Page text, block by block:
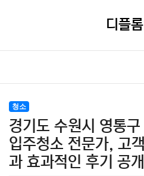
디플
청소
경기도 수원시 영통
입주청소 전문가, 고
과 효과적인 후기 공